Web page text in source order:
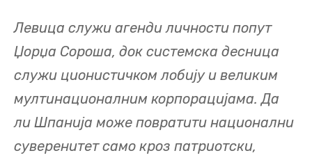
Левица служи агенди личности попут
Џорџа Сороша, док системска десница
служи ционистичком лобију и великим
мултинационалним корпорацијама. Да
ли Шпанија може повратити национални
суверенитет само кроз патриотски,